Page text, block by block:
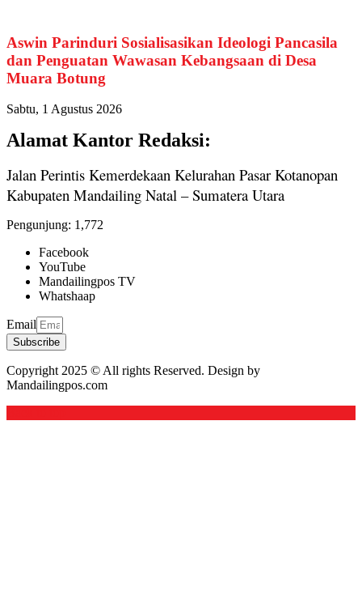
Aswin Parinduri Sosialisasikan Ideologi Pancasila
dan Penguatan Wawasan Kebangsaan di Desa
Muara Botung
Sabtu, 1 Agustus 2026
Alamat Kantor Redaksi:
Jalan Perintis Kemerdekaan Kelurahan Pasar Kotanopan
Kabupaten Mandailing Natal – Sumatera Utara
Pengunjung: 1,772
Facebook
YouTube
Mandailingpos TV
Whatshaap
Email
Subscribe
Copyright 2025 © All rights Reserved. Design by
Mandailingpos.com